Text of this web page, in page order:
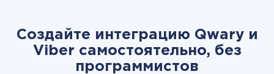
Создайте интеграцию Qwary и
Viber самостоятельно, без
программистов